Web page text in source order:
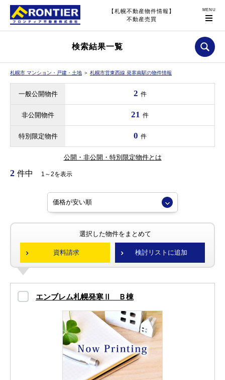
【札幌不動産物件情報】
不動産売買
検索結果一覧
札幌市 マンション・戸建・土地 ＞ 札幌市営東西線 発寒南駅の物件情報
一般公開物件 2 件
非公開物件 21 件
特別限定物件 0 件
公開・非公開・特別限定物件とは
2 件中 1～2を表示
選択した物件をまとめて
資料請求 検討リストに追加
エンブレム札幌発寒Ⅱ Ｂ棟